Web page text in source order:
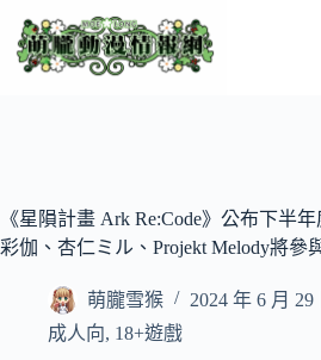
至
《星隕計畫 Ark Re:Code》公布下半
彩伽、杏仁ミル、Projekt Melody將參
萌朧雪猴
2024 年 6 月 29
成人向, 18+遊戲